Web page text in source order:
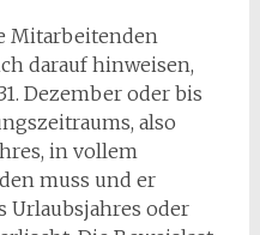
Mitarbeitenden
darauf hinweisen,
Dezember oder bis
also
in vollem
muss und er
Urlaubsjahres oder